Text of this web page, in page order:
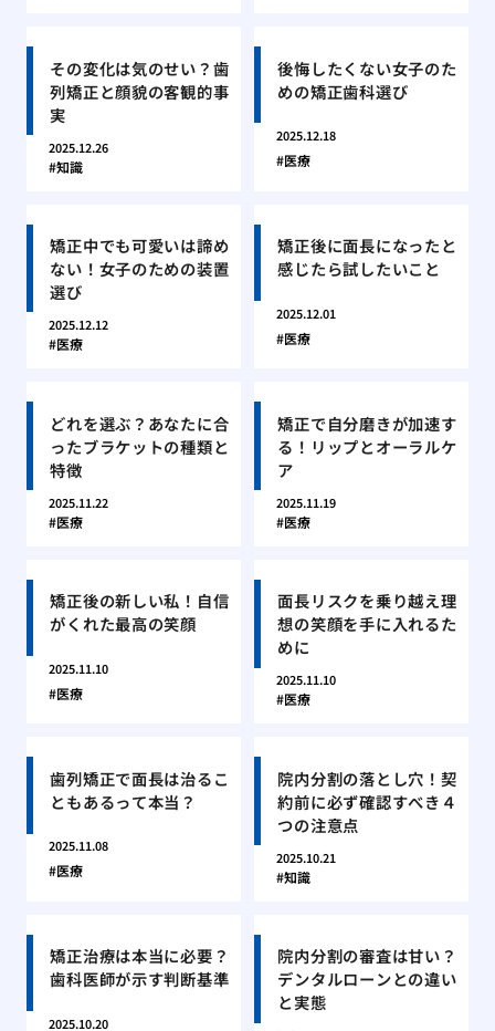
その変化は気のせい？歯
列矯正と顔貌の客観的事
実
2025.12.26
知識
後悔したくない女子のた
めの矯正歯科選び
2025.12.18
医療
矯正中でも可愛いは諦め
ない！女子のための装置
選び
2025.12.12
医療
矯正後に面長になったと
感じたら試したいこと
2025.12.01
医療
どれを選ぶ？あなたに合
ったブラケットの種類と
特徴
2025.11.22
医療
矯正で自分磨きが加速す
る！リップとオーラルケ
ア
2025.11.19
医療
矯正後の新しい私！自信
がくれた最高の笑顔
2025.11.10
医療
面長リスクを乗り越え理
想の笑顔を手に入れるた
めに
2025.11.10
医療
歯列矯正で面長は治るこ
ともあるって本当？
2025.11.08
医療
院内分割の落とし穴！契
約前に必ず確認すべき４
つの注意点
2025.10.21
知識
矯正治療は本当に必要？
歯科医師が示す判断基準
2025.10.20
院内分割の審査は甘い？
デンタルローンとの違い
と実態